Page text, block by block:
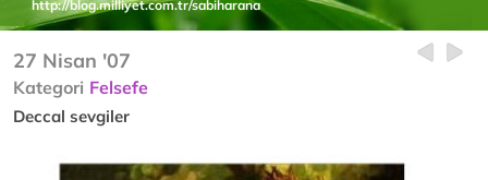
http://blog.milliyet.com.tr/sabiharana
27 Nisan '07
Kategori Felsefe
Deccal sevgiler